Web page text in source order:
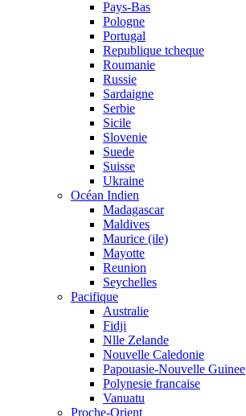
Pays-Bas
Pologne
Portugal
Republique tcheque
Roumanie
Russie
Sardaigne
Serbie
Sicile
Slovenie
Suede
Suisse
Ukraine
Océan Indien
Madagascar
Maldives
Maurice (ile)
Mayotte
Reunion
Seychelles
Pacifique
Australie
Fidji
Nlle Zelande
Nouvelle Caledonie
Papouasie-Nouvelle Guinee
Polynesie francaise
Vanuatu
Proche-Orient